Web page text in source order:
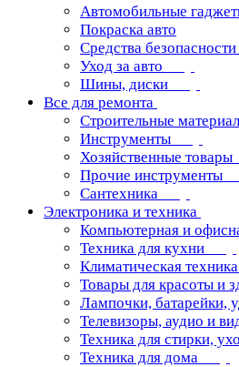
Автомобильные
Покраска авто
Средства безопасности
Уход за авто
Шины, диски
Все для ремонта
Строительные
Инструменты
Хозяйственные товары
Прочие инструменты
Сантехника
Электроника и техника
Компьютерная и
Техника для кухни
Климатическая техника
Товары для красоты и
Лампочки, батарейки,
Телевизоры, аудио и
Техника для стирки,
Техника для дома